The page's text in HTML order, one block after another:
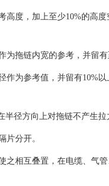
度，加上至少10%的高
为拖链内宽的参考，并
为参考值，并留有10%
在半径方向上对拖链不产
隔片分开。
相互叠置，在电缆、气